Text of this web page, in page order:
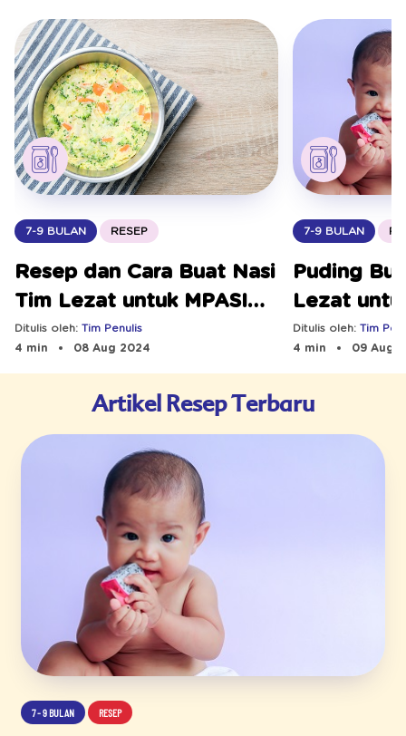
7-9 BULAN RESEP
Resep dan Cara Buat Nasi
Tim Lezat untuk MPASI
Bayi
Ditulis oleh: Tim Penulis
4 min
08 Aug 2024
7-9 BULAN
Puding
Lezat
dan Tinggi
Ditulis oleh:Tim
4 min
09 Aug
Artikel Resep Terbaru
7 - 9 BULAN RESEP